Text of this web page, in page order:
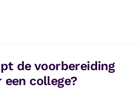
de voorbereiding
een college?